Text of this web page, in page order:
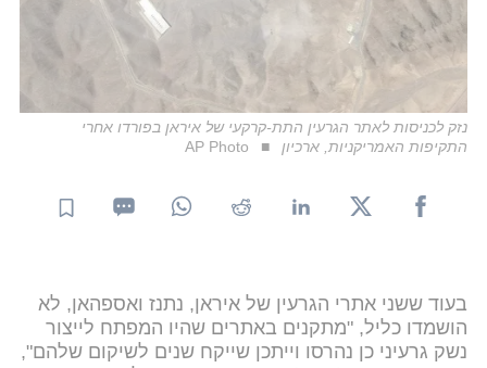
נזק לכניסות לאתר הגרעין התת-קרקעי של איראן בפורדו אחרי
התקיפות האמריקניות, ארכיון
AP Photo
בעוד ששני אתרי הגרעין של איראן, נתנז ואספהאן, לא
הושמדו כליל, "מתקנים באתרים שהיו המפתח לייצור
נשק גרעיני כן נהרסו וייתכן שייקח שנים לשיקום שלהם",